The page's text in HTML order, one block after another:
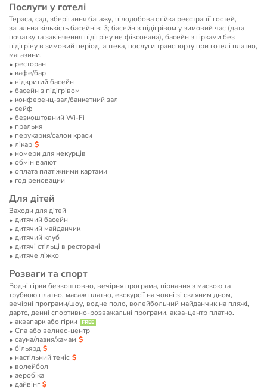
Послуги у готелі
Тераса, сад, зберігання багажу, цілодобова стійка реєстрації гостей,
загальна кількість басейнів: 3; басейн з підігрівом у зимовий час (дата
початку та закінчення підігріву не фіксована), басейн з гірками без
підігріву в зимовий період, аптека, послуги транспорту при готелі платно,
магазини.
ресторан
кафе/бар
відкритий басейн
басейн з підігрівом
конференц-зал/банкетний зал
сейф
безкоштовний Wi-Fi
пральня
перукарня/салон краси
лікар
номери для некурців
обмін валют
оплата платіжними картами
год реновации
Для дітей
Заходи для дітей
дитячий басейн
дитячий майданчик
дитячий клуб
дитячі стільці в ресторані
дитяче ліжко
Розваги та спорт
Водні гірки безкоштовно, вечірня програма, пірнання з маскою та
трубкою платно, масаж платно, екскурсії на човні зі скляним дном,
вечірні програми/шоу, водне поло, волейбольний майданчик на пляжі,
дартс, денні спортивно-розважальні програми, аква-центр платно.
аквапарк або гірки
Спа або велнес-центр
сауна/лазня/хамам
більярд
настільний теніс
волейбол
аеробіка
дайвінг